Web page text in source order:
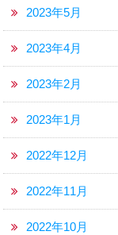
2023年5月
2023年4月
2023年2月
2023年1月
2022年12月
2022年11月
2022年10月